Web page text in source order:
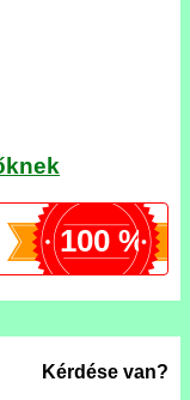
100 %
Kérdése van?